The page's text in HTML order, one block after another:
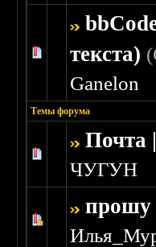
текста)
Ganelon
Голосов: 4 - Средняя
12 3 45
Темы форума
Почта
ЧУГУН
Голосов: 0 - Средняя 5
прошу
Голосов: 2 - Средняя34